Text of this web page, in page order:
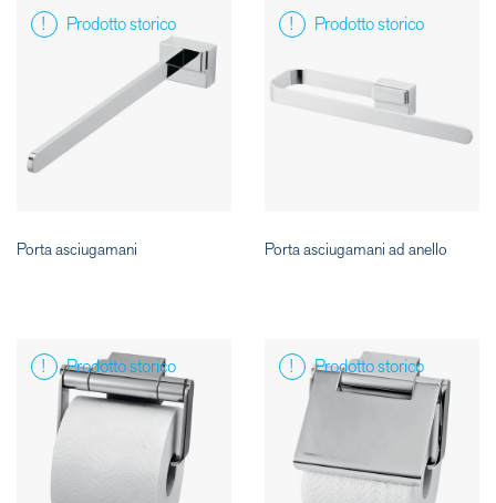
Prodotto storico
Porta asciugamani
Prodotto storico
Porta asciugamani ad anello
Prodotto storico Prodotto storico